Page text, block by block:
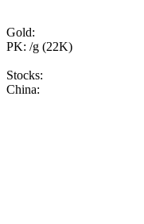
Gold:
PK: /g (22K)
Stocks:
China: